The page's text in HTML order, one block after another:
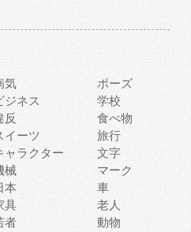
気
ポーズ
ジネス
学校
反
食べ物
イーツ
旅行
ャラクター
文字
械
マーク
本
車
具
老人
者
動物